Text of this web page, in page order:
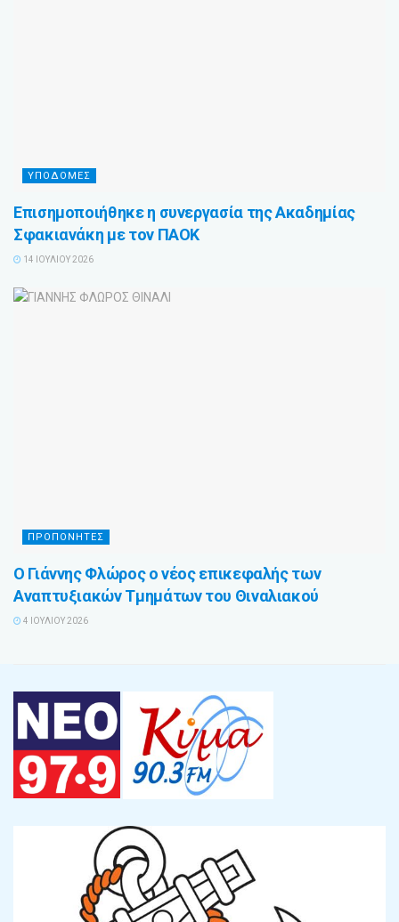
ΥΠΟΔΟΜΕΣ
Επισημοποιήθηκε η συνεργασία της Ακαδημίας
Σφακιανάκη με τον ΠΑΟΚ
14 ΙΟΥΛΊΟΥ 2026
ΠΡΟΠΟΝΗΤΕΣ
Ο Γιάννης Φλώρος ο νέος επικεφαλής των
Αναπτυξιακών Τμημάτων του Θιναλιακού
4 ΙΟΥΛΊΟΥ 2026